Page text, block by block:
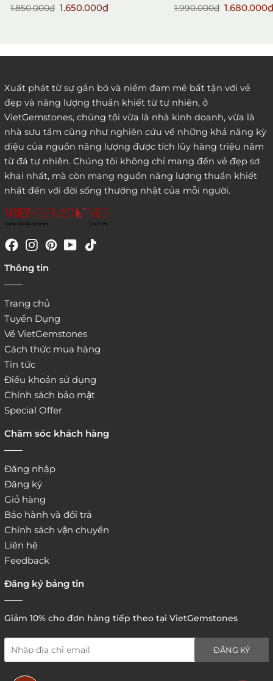
3. Đặt hàng thông quaemail hay chat trực tiếp với
chúng tôi:
website:
5. Hình thức thanh toán
1.850.000₫ 1.650.000₫
1.990.000₫ 1.680.000₫
Xuất phát từ sự gắn bó và niềm đam mê bất tận với vẻ
đẹp và năng lượng thuần khiết từ tự nhiên, ở
VietGemstones, chúng tôi vừa là nhà kinh doanh, vừa là
nhà sưu tầm cũng như nghiên cứu về những khả năng kỳ
diệu của nguồn năng lượng được tích lũy hàng triệu năm
từ đá tự nhiên. Chúng tôi không chỉ mang đến vẻ đẹp sơ
khai nhất, mà còn mang nguồn năng lượng thuần khiết
nhất đến với đời sống thường nhật của mỗi người.
Thông tin
Trang chủ
Tuyển Dụng
Về VietGemstones
Cách thức mua hàng
Tin tức
Điều khoản sử dụng
Chính sách bảo mật
Special Offer
Chăm sóc khách hàng
Đăng nhập
Đăng ký
Giỏ hàng
Bảo hành và đổi trả
Chính sách vận chuyển
Liên hệ
Feedback
Đăng ký bảng tin
Giảm 10% cho đơn hàng tiếp theo tại VietGemstones
ĐĂNG KÝ